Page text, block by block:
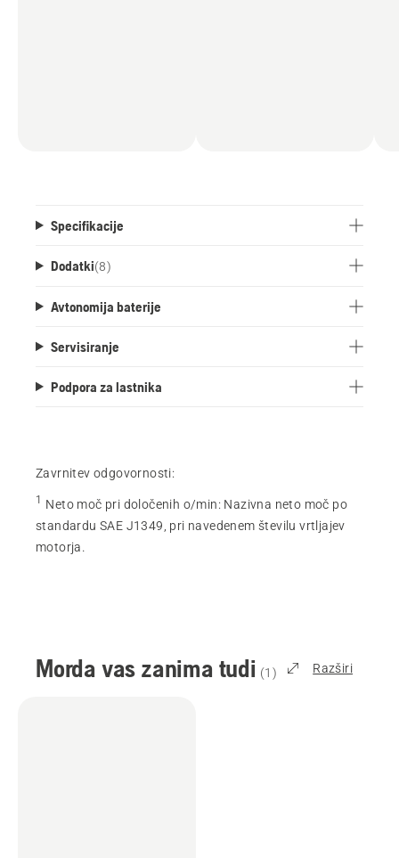
Specifikacije
Dodatki(8)
Avtonomija baterije
Servisiranje
Podpora za lastnika
Zavrnitev odgovornosti:
1 Neto moč pri določenih o/min: Nazivna neto moč po
standardu SAE J1349, pri navedenem številu vrtljajev
motorja.
Morda vas zanima tudi (1 ) Razširi